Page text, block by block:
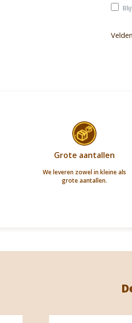
Grote aantallen
We leveren zowel in kleine als
grote aantallen.